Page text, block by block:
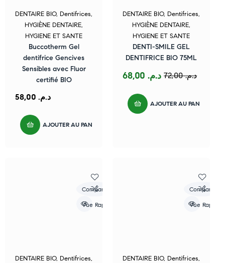
DENTAIRE BIO, Dentifrices,
HYGIÈNE DENTAIRE,
HYGIENE ET SANTE
Buccotherm Gel
dentifrice Gencives
Sensibles avec Fluor
certifié BIO
د.م.
AJOUTER AU PANIER
DENTAIRE BIO, Dentifrices,
HYGIÈNE DENTAIRE,
HYGIENE ET SANTE
DENTI-SMILE GEL
DENTIFRICE BIO 75ML
د.م.72,00 د.م.
AJOUTER AU PANIER
Compare
Vue Rapide
DENTAIRE BIO, Dentifrices,
Compare
Vue Rapide
DENTAIRE BIO, Dentifrices,